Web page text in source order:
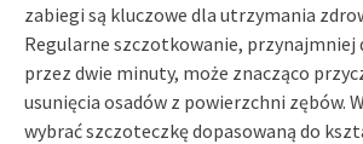
zabiegi są kluczowe dla utrzymania
Regularne szczotkowanie, przynajmniej
przez dwie minuty, może znacząco
usunięcia osadów z powierzchni zębów.
wybrać szczoteczkę dopasowaną do